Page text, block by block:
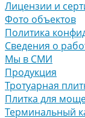
Лицензии и
Фото объектов
Политика
Сведения о
Мы в СМИ
Продукция
Тротуарная
Плитка для
Терминальный